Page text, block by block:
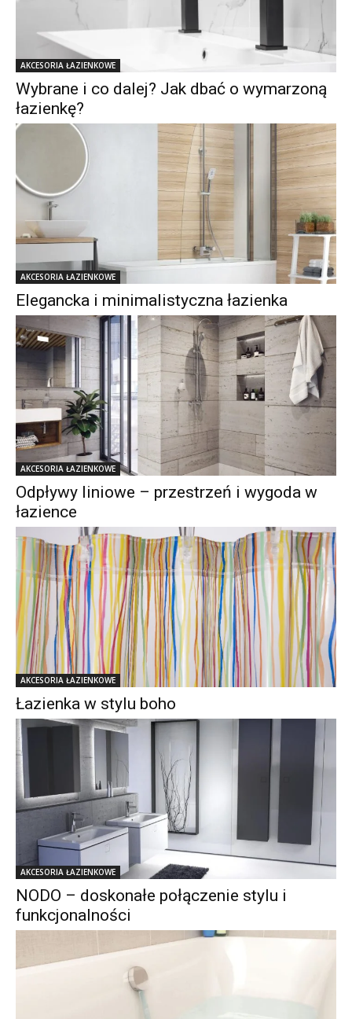
AKCESORIA ŁAZIENKOWE
Wybrane i co dalej? Jak dbać o wymarzoną
łazienkę?
AKCESORIA ŁAZIENKOWE
Elegancka i minimalistyczna łazienka
AKCESORIA ŁAZIENKOWE
Odpływy liniowe – przestrzeń i wygoda w
łazience
AKCESORIA ŁAZIENKOWE
Łazienka w stylu boho
AKCESORIA ŁAZIENKOWE
NODO – doskonałe połączenie stylu i
funkcjonalności